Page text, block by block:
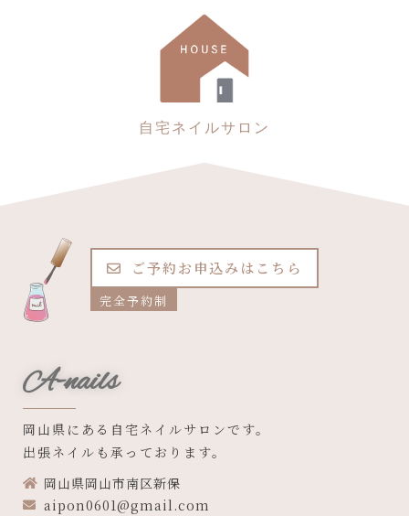
自宅ネイルサロン
ご予約お申込みはこちら
完全予約制
A-nails
岡山県にある自宅ネイルサロンです。
出張ネイルも承っております。
岡山県岡山市南区新保
aipon0601@gmail.com